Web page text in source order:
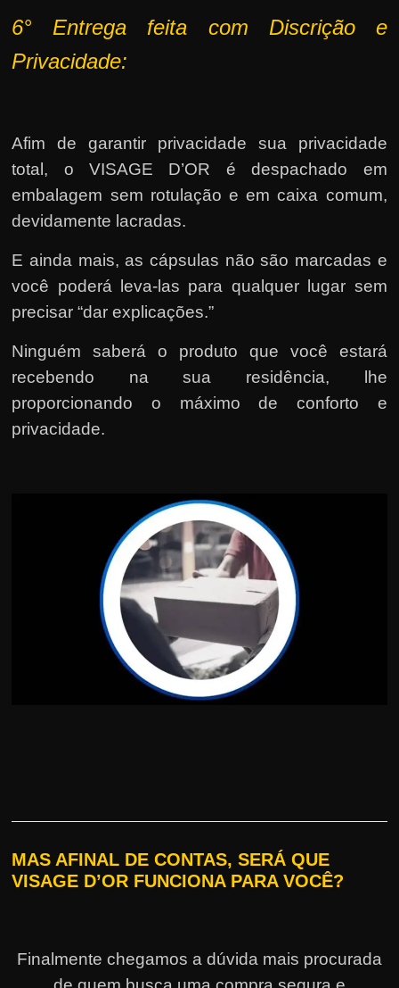
6° Entrega feita com Discrição e
Privacidade:
Afim de garantir privacidade sua privacidade
total, o VISAGE D’OR é despachado em
embalagem sem rotulação e em caixa comum,
devidamente lacradas.
E ainda mais, as cápsulas não são marcadas e
você poderá leva-las para qualquer lugar sem
precisar “dar explicações.”
Ninguém saberá o produto que você estará
recebendo na sua residência, lhe
proporcionando o máximo de conforto e
privacidade.
MAS AFINAL DE CONTAS, SERÁ QUE
VISAGE D’OR FUNCIONA PARA VOCÊ?
Finalmente chegamos a dúvida mais procurada